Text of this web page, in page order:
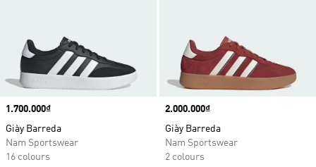
Price
1.700.000₫
Giày Barreda
Nam Sportswear
16 colours
Price
2.000.000₫
Giày Barreda
Nam Sportswear
2 colours